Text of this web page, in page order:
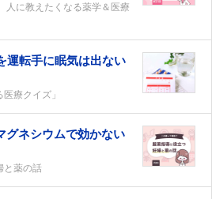
人に教えたくなる薬学＆医療
運転手に眠気は出ない
療クイズ」
グネシウムで効かない
と薬の話